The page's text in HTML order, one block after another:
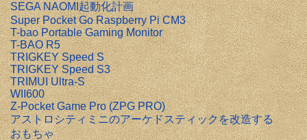
SEGA NAOMI起動化計画
Super Pocket Go Raspberry Pi CM3
T-bao Portable Gaming Monitor
T-BAO R5
TRIGKEY Speed S
TRIGKEY Speed S3
TRIMUI Ultra-S
WII600
Z-Pocket Game Pro (ZPG PRO)
アストロシティミニのアーケドスティックを改造する
おもちゃ